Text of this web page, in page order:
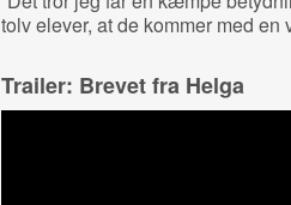
tolv elever, at de kommer med en
Trailer: Brevet fra Helga